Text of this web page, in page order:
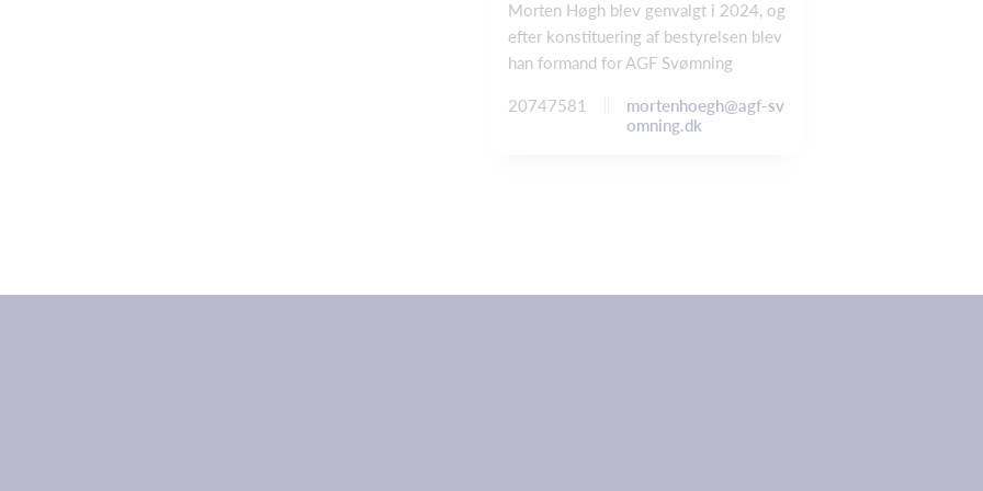
Morten Høgh blev genvalgt i 2024, og
efter konstituering af bestyrelsen blev
han formand for AGF Svømning
20747581
mortenhoegh@agf-sv
omning.dk